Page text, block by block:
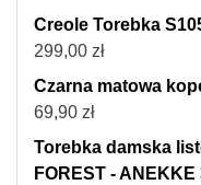
Creole Torebka
299,00 zł
Czarna matowa
69,90 zł
Torebka damska
FOREST - ANEKKE